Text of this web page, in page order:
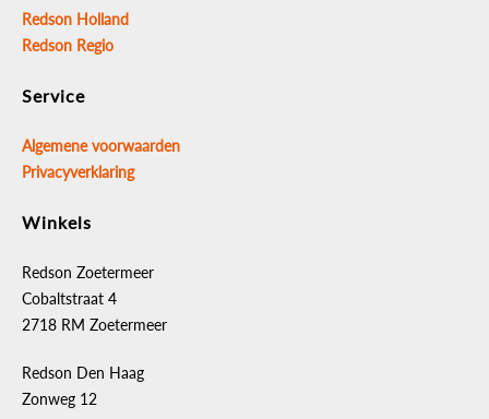
Redson Holland
Redson Regio
Service
Algemene voorwaarden
Privacyverklaring
Winkels
Redson Zoetermeer
Cobaltstraat 4
2718 RM Zoetermeer
Redson Den Haag
Zonweg 12